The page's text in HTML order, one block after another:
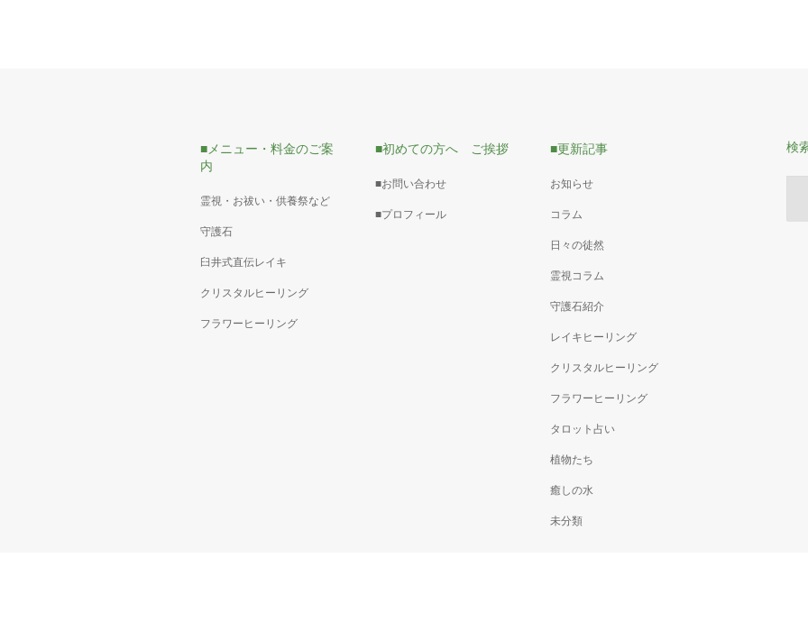
■メニュー・料金のご案
内
霊視・お祓い・供養祭など
守護石
臼井式直伝レイキ
クリスタルヒーリング
フラワーヒーリング
■初めての方へ ご挨拶
■お問い合わせ
■プロフィール
■更新記事
お知らせ
コラム
日々の徒然
霊視コラム
守護石紹介
レイキヒーリング
クリスタルヒーリング
フラワーヒーリング
タロット占い
植物たち
癒しの水
未分類
検